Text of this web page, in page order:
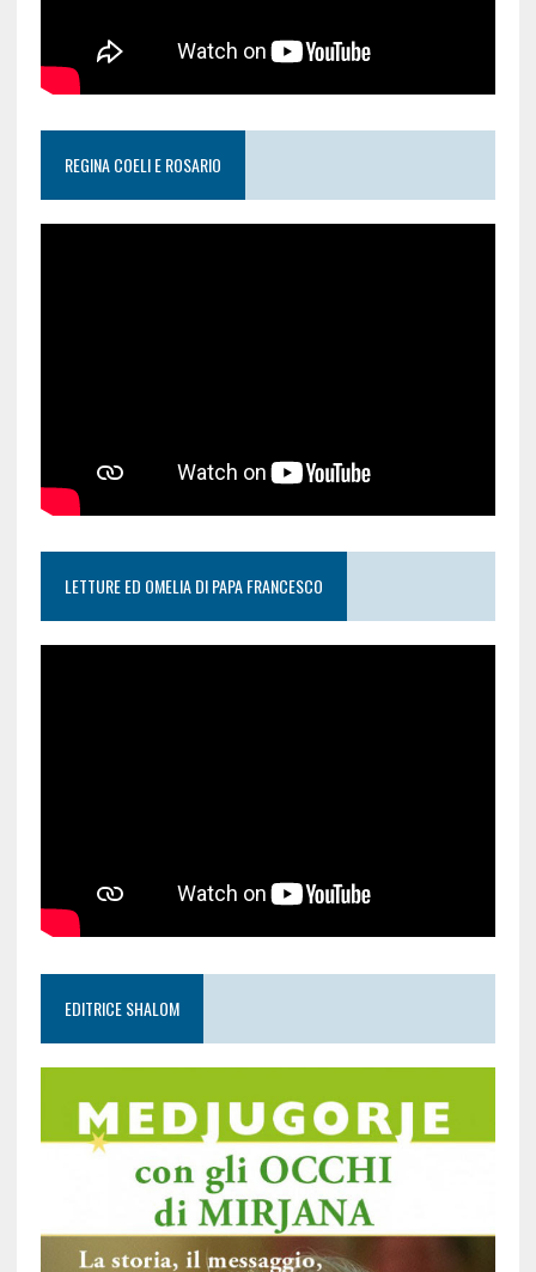
REGINA COELI E ROSARIO
LETTURE ED OMELIA DI PAPA FRANCESCO
EDITRICE SHALOM